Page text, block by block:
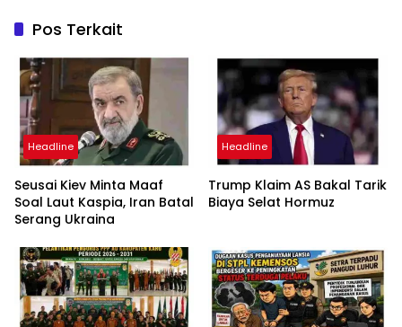
Pos Terkait
Headline
Seusai Kiev Minta Maaf
Soal Laut Kaspia, Iran Batal
Serang Ukraina
Headline
Trump Klaim AS Bakal Tarik
Biaya Selat Hormuz